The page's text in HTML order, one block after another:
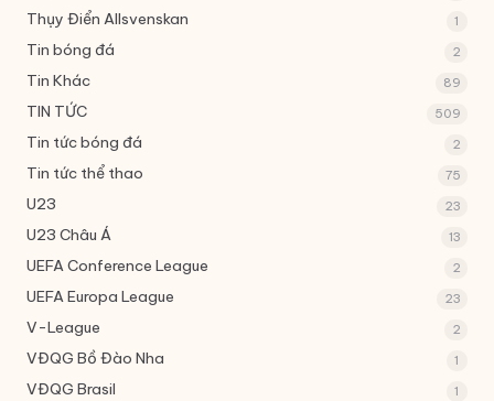
Thụy Điển Allsvenskan 1
Tin bóng đá 2
Tin Khác 89
TIN TỨC 509
Tin tức bóng đá 2
Tin tức thể thao 75
U23 23
U23 Châu Á 13
UEFA Conference League 2
UEFA Europa League 23
V-League 2
VĐQG Bồ Đào Nha 1
VĐQG Brasil 1